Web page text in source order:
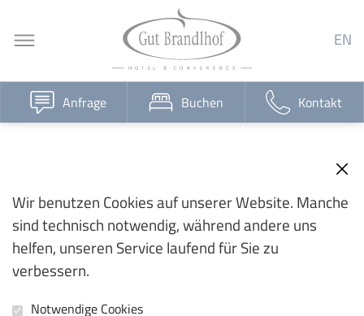
Wir benutzen Cookies auf unserer Website. Manche
sind technisch notwendig, während andere uns
helfen, unseren Service laufend für Sie zu
verbessern.
Notwendige Cookies
Anfrage Buchen Kontakt
EN